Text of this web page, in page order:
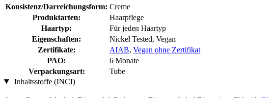
Konsistenz/Darreichungsform: Creme
Produktarten:
Haarpflege
Haartyp:
Für jeden Haartyp
Eigenschaften:
Nickel Tested, Vegan
Zertifikate:
AIAB, Vegan ohne Zertifikat
PAO:
6 Monate
Verpackungsart:
Tube
Inhaltsstoffe (INCI)